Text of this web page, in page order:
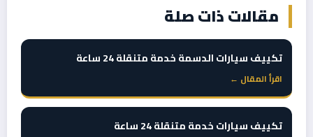
مقالات ذات صلة
تكييف سيارات الدسمة خدمة متنقلة 24 ساعة
اقرأ المقال ←
تكييف سيارات خدمة متنقلة 24 ساعة